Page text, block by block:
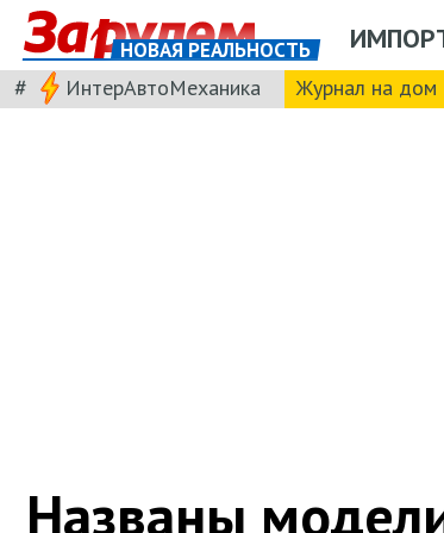
НОВАЯ РЕАЛЬНОСТЬ
# ИнтерАвтоМеханика Журнал на дом
Названы